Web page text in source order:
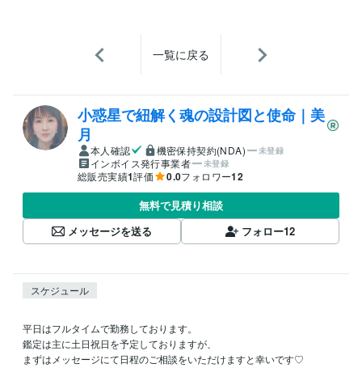
一覧に戻る
小惑星で紐解く魂の設計図と使命｜美
月
本人確認 機密保持契約(NDA) 未登録
インボイス発行事業者 未登録
総販売実績1評価 0.0フォロワー12
無料で見積り相談
メッセージを送る
フォロー12
スケジュール
平日はフルタイムで勤務しております。
鑑定は主に土日祝日を予定しておりますが、
まずはメッセージにて日程のご相談をいただけますと幸いです♡